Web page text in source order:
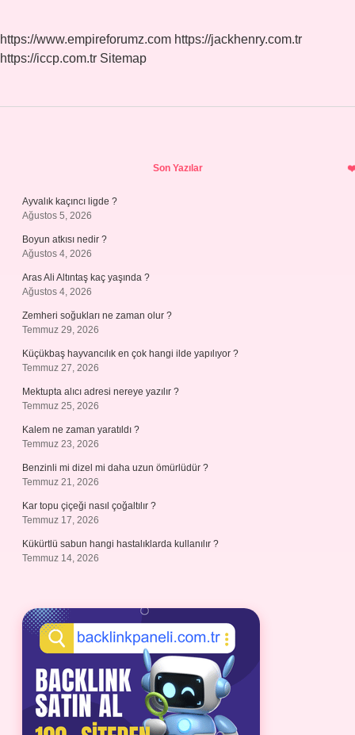
https://www.empireforumz.com https://jackhenry.com.tr
https://iccp.com.tr Sitemap
Son Yazılar
Ayvalık kaçıncı ligde ?
Ağustos 5, 2026
Boyun atkısı nedir ?
Ağustos 4, 2026
Aras Ali Altıntaş kaç yaşında ?
Ağustos 4, 2026
Zemheri soğukları ne zaman olur ?
Temmuz 29, 2026
Küçükbaş hayvancılık en çok hangi ilde yapılıyor ?
Temmuz 27, 2026
Mektupta alıcı adresi nereye yazılır ?
Temmuz 25, 2026
Kalem ne zaman yaratıldı ?
Temmuz 23, 2026
Benzinli mi dizel mi daha uzun ömürlüdür ?
Temmuz 21, 2026
Kar topu çiçeği nasıl çoğaltılır ?
Temmuz 17, 2026
Kükürtlü sabun hangi hastalıklarda kullanılır ?
Temmuz 14, 2026